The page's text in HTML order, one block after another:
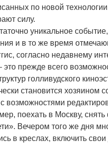
по новой
силу.
уникальное
и в то же время
согласно недавнему
прежде всего
голливудского
становится хозяином
возможностями
поехать в Москву,
Вечером того же дня
в креслах, включить